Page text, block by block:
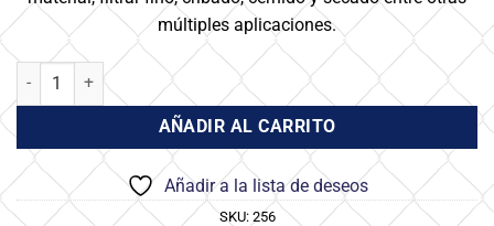
múltiples aplicaciones.
Filtro Inoxidable - N° 30 x 1 mts de altura cantidad
AÑADIR AL CARRITO
Añadir a la lista de deseos
SKU: 256